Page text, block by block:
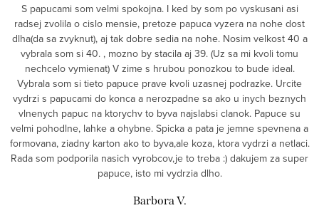
S papucami som velmi spokojna. I ked by som po vyskusani asi
radsej zvolila o cislo mensie, pretoze papuca vyzera na nohe dost
dlha(da sa zvyknut), aj tak dobre sedia na nohe. Nosim velkost 40 a
vybrala som si 40. , mozno by stacila aj 39. (Uz sa mi kvoli tomu
nechcelo vymienat) V zime s hrubou ponozkou to bude ideal.
Vybrala som si tieto papuce prave kvoli uzasnej podrazke. Urcite
vydrzi s papucami do konca a nerozpadne sa ako u inych beznych
vlnenych papuc na ktorychv to byva najslabsi clanok. Papuce su
velmi pohodlne, lahke a ohybne. Spicka a pata je jemne spevnena a
formovana, ziadny karton ako to byva,ale koza, ktora vydrzi a netlaci.
Rada som podporila nasich vyrobcov,je to treba :) dakujem za super
papuce, isto mi vydrzia dlho.
Barbora V.